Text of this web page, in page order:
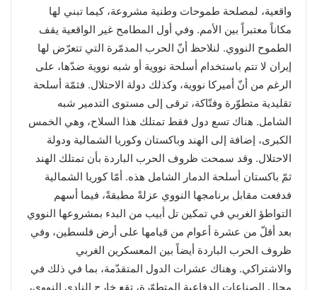
واقعية، لمصلحة طموحات وطنية مشروعة، كيما تبني لها
مكاناً معتبراً بين الأمم. وفي أول المطامح غير الواقعية يقف
الطموح النووي. لنلاحظ أنّ الحرب المدمّرة التي تتعرّض لها
إيران لا تتم باستخدام أسلحة نووية أو شبه نووية ضدّها، على
الرغم من أنّ أميركا نووية، وكذلك دولة الاحتلال. فثمّة أسلحة
تقليدية متطوّرة وفتّاكة، ترقى إلى مستوى التدمير شبه
الشامل. هناك تسع دول فقط تمتلك هذا السلاح، وهي الخمس
الكبرى، إضافة إلى الهند وباكستان وكوريا الشمالية ودولة
الاحتلال. وقد سمحت ظروف الحرب الباردة بأن تمتلك الهند
ثمّ باكستان أسلحة الدمار الشامل هذه. أمّا كوريا الشمالية
فدفعت مقابل برنامجها النووي عزلةً مطبقةً، فيما أسهم
التواطؤ الغربي في تمكين تل أبيب من البدء بمشروعها النووي
بعد أقلّ من عشرة أعوام من قيامها على أرض فلسطين، وفي
ظروف الحرب الباردة أيضاً بين المعسكرين الغربي
والاشتراكي. وهناك عشرات الدول المتقدّمة، بما في ذلك في
مجال الصناعات الدفاعية المتطوّرة، تقع خارج النادي النووي،